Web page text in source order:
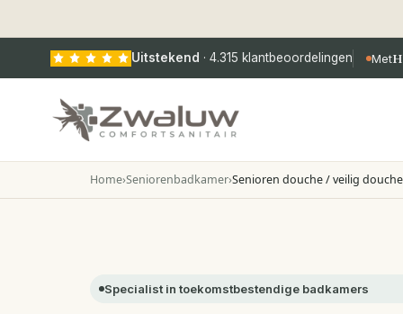
Uitstekend · 4.315 klantbeoordelingen Met
Home›Seniorenbadkamer›Senioren douche / veilig
Specialist in toekomstbestendige badkamers